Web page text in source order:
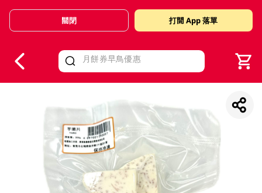
Valid Until 30 June 2026
關閉 打開 App 落單